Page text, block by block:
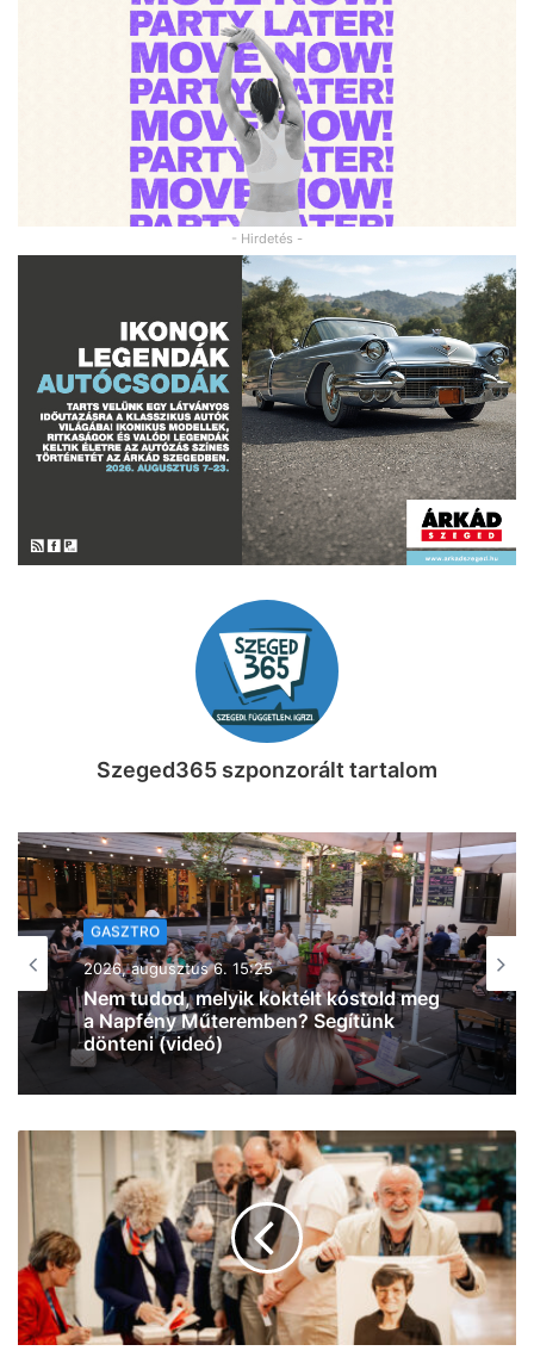
- Hirdetés -
Szeged365 szponzorált tartalom
KIKAPCS
2026, augusztus 6. 13:49
Egy ilyen hírtől még nekünk is leesett az
állunk: most iPhone 17-et nyerhetsz a
Malátában! (videó)